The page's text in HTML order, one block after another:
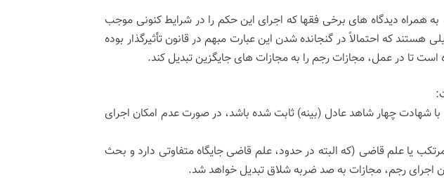
همراه دیدگاه های برخی فقها که اجرای این حکم را در شرایط کنونی موجب
هستند که احتمالاً در گنجانده شدن این عبارت مبهم در قانون تأثیرگذار بوده
است تا در عمل، مجازات رجم را به مجازات های جایگزین تبدیل کند.
شهادت چهار شاهد عادل (بینه) ثابت شده باشد، در صورت عدم امکان اجرای
مرتکب یا علم قاضی (که البته در حدود، علم قاضی جایگاه متفاوتی دارد و بحث
اجرای رجم، مجازات به صد ضربه شلاق تبدیل خواهد شد.